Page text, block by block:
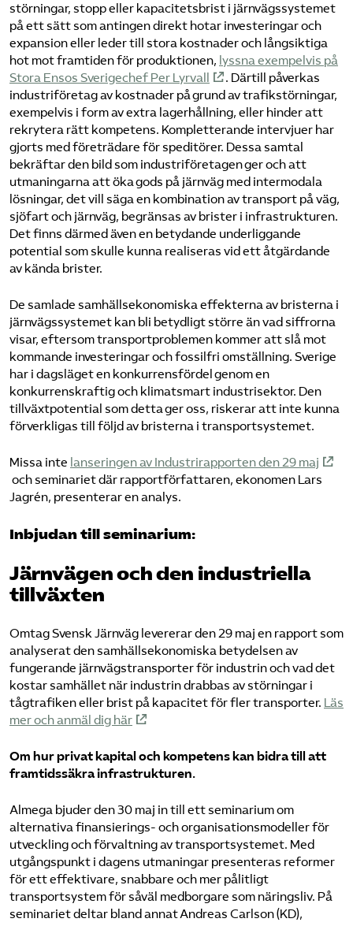
störningar, stopp eller kapacitetsbrist i järnvägssystemet
på ett sätt som antingen direkt hotar investeringar och
expansion eller leder till stora kostnader och långsiktiga
hot mot framtiden för produktionen, lyssna exempelvis på
Stora Ensos Sverigechef Per Lyrvall
. Därtill påverkas
industriföretag av kostnader på grund av trafikstörningar,
exempelvis i form av extra lagerhållning, eller hinder att
rekrytera rätt kompetens. Kompletterande intervjuer har
gjorts med företrädare för speditörer. Dessa samtal
bekräftar den bild som industriföretagen ger och att
utmaningarna att öka gods på järnväg med intermodala
lösningar, det vill säga en kombination av transport på väg,
sjöfart och järnväg, begränsas av brister i infrastrukturen.
Det finns därmed även en betydande underliggande
potential som skulle kunna realiseras vid ett åtgärdande
av kända brister.
De samlade samhällsekonomiska effekterna av bristerna i
järnvägssystemet kan bli betydligt större än vad siffrorna
visar, eftersom transportproblemen kommer att slå mot
kommande investeringar och fossilfri omställning. Sverige
har i dagsläget en konkurrensfördel genom en
konkurrenskraftig och klimatsmart industrisektor. Den
tillväxtpotential som detta ger oss, riskerar att inte kunna
förverkligas till följd av bristerna i transportsystemet.
Missa inte lanseringen av Industrirapporten den 29 maj
och seminariet där rapportförfattaren, ekonomen Lars
Jagrén, presenterar en analys.
Inbjudan till seminarium:
Järnvägen och den industriella
tillväxten
Omtag Svensk Järnväg levererar den 29 maj en rapport som
analyserat den samhällsekonomiska betydelsen av
fungerande järnvägstransporter för industrin och vad det
kostar samhället när industrin drabbas av störningar i
tågtrafiken eller brist på kapacitet för fler transporter. Läs
mer och anmäl dig här
Om hur privat kapital och kompetens kan bidra till att
framtidssäkra infrastrukturen.
Almega bjuder den 30 maj in till ett seminarium om
alternativa finansierings- och organisationsmodeller för
utveckling och förvaltning av transportsystemet. Med
utgångspunkt i dagens utmaningar presenteras reformer
för ett effektivare, snabbare och mer pålitligt
transportsystem för såväl medborgare som näringsliv. På
seminariet deltar bland annat Andreas Carlson (KD),